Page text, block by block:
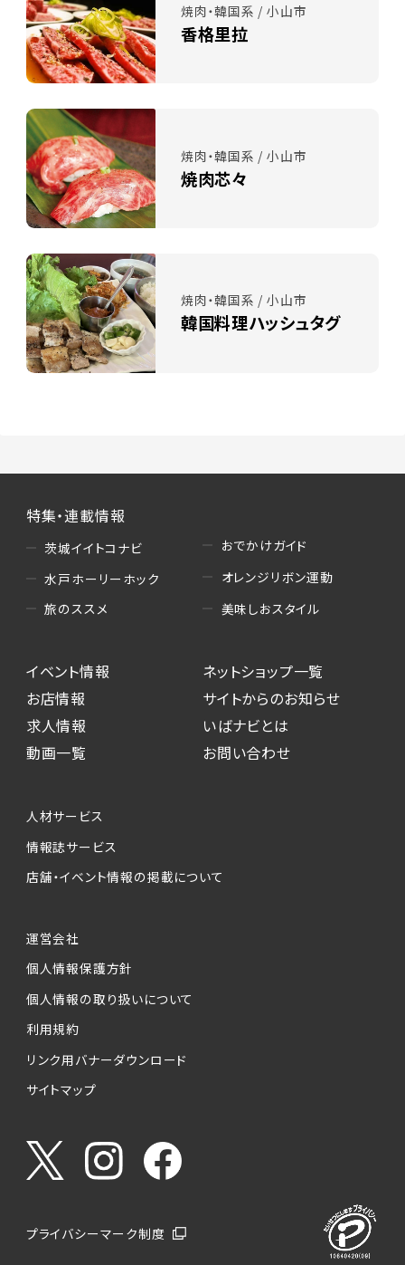
焼肉・韓国系 / 小山市
香格里拉
焼肉・韓国系 / 小山市
焼肉芯々
焼肉・韓国系 / 小山市
韓国料理ハッシュタグ
特集・連載情報
茨城イイトコナビ
水戸ホーリーホック
旅のススメ
おでかけガイド
オレンジリボン運動
美味しおスタイル
イベント情報
お店情報
求人情報
動画一覧
ネットショップ一覧
サイトからのお知らせ
いばナビとは
お問い合わせ
人材サービス
情報誌サービス
店舗・イベント情報の掲載について
運営会社
個人情報保護方針
個人情報の取り扱いについて
利用規約
リンク用バナーダウンロード
サイトマップ
プライバシーマーク制度